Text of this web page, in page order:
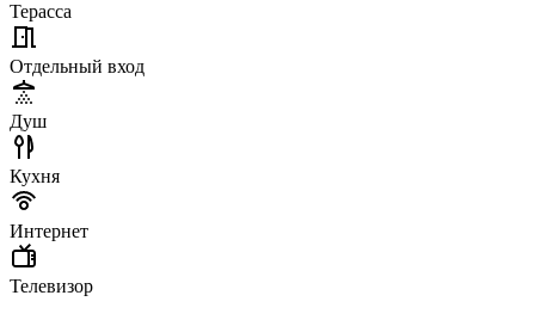
Терасса
Отдельный вход
Душ
Кухня
Интернет
Телевизор